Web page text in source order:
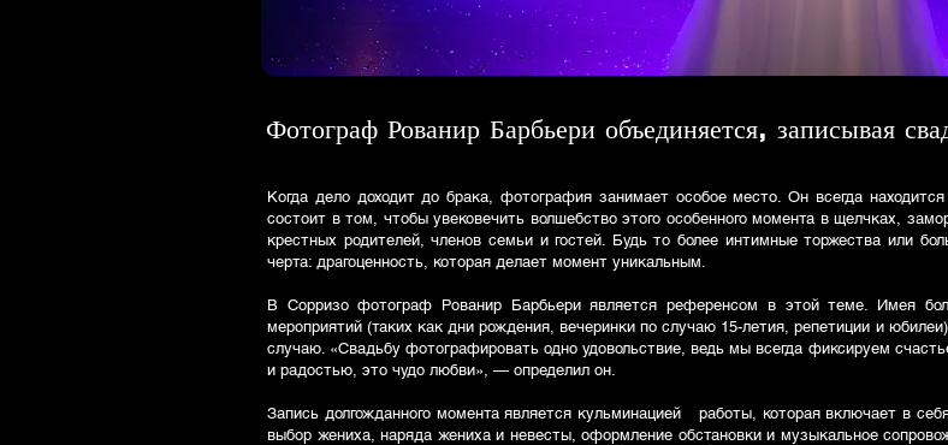
Фотограф Рованир Барбьери объединяется, записывая
Когда дело доходит до брака, фотография занимает особое место. Он всегда
состоит в том, чтобы увековечить волшебство этого особенного момента в щелчках,
крестных родителей, членов семьи и гостей. Будь то более интимные торжества или
черта: драгоценность, которая делает момент уникальным.
В Сорризо фотограф Рованир Барбьери является референсом в этой теме. Имея
мероприятий (таких как дни рождения, вечеринки по случаю 15-летия, репетиции и
случаю. «Свадьбу фотографировать одно удовольствие, ведь мы всегда фиксируем
и радостью, это чудо любви», — определил он.
Запись долгожданного момента является кульминацией работы, которая включает в
выбор жениха, наряда жениха и невесты, оформление обстановки и музыкальное